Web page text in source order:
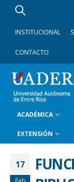
INSTITUCIONAL
CONTACTO
ACADÉMICA
EXTENSIÓN
17